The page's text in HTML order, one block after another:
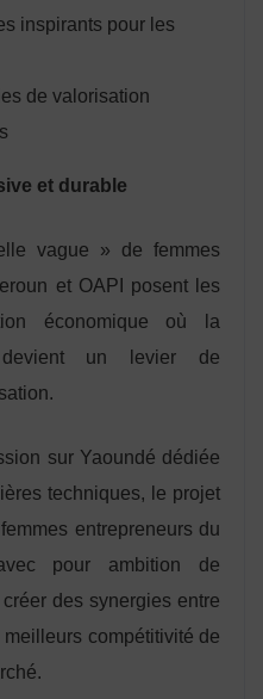
inspirants pour les
de valorisation
et durable
vague » de femmes
et OAPI posent les
économique où la
devient un levier de
sur Yaoundé dédiée
techniques, le projet
entrepreneurs du
pour ambition de
des synergies entre
compétitivité de